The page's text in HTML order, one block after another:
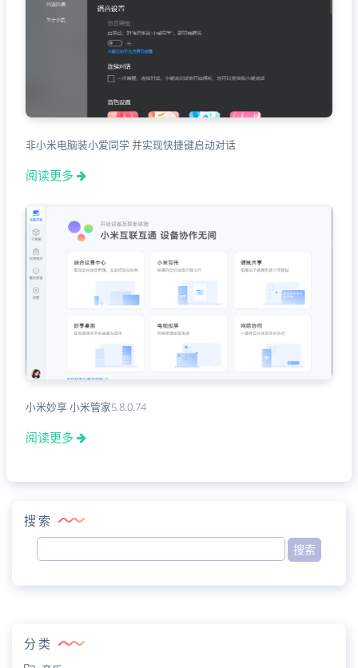
非小米电脑装小爱同学 并实现快捷键启动对话
阅读更多
小米妙享 小米管家5.8.0.74
阅读更多
搜索
分类